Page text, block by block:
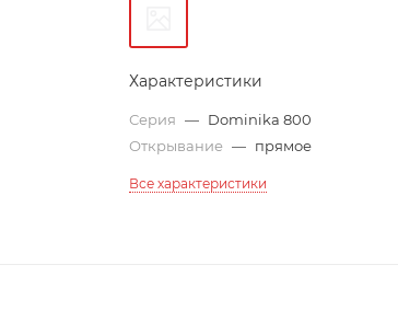
Характеристики
Серия — Dominika 800
Открывание — прямое
Все характеристики